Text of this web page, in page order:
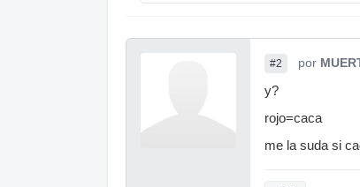
#2 por
y?
rojo=caca
me la suda si